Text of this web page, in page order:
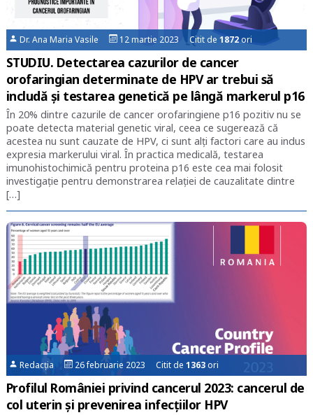
Dr. Ana Maria Vasile 12 martie 2023 Citit de1872ori
STUDIU. Detectarea cazurilor de cancer
orofaringian determinate de HPV ar trebui să
includă și testarea genetică pe lângă markerul p16
În 20% dintre cazurile de cancer orofaringiene p16 pozitiv nu se
poate detecta material genetic viral, ceea ce sugerează că
acestea nu sunt cauzate de HPV, ci sunt alți factori care au indus
expresia markerului viral. În practica medicală, testarea
imunohistochimică pentru proteina p16 este cea mai folosit
investigație pentru demonstrarea relației de cauzalitate dintre
[…]
Redacția 26 februarie 2023 Citit de1363ori
Profilul României privind cancerul 2023: cancerul de
col uterin și prevenirea infecțiilor HPV